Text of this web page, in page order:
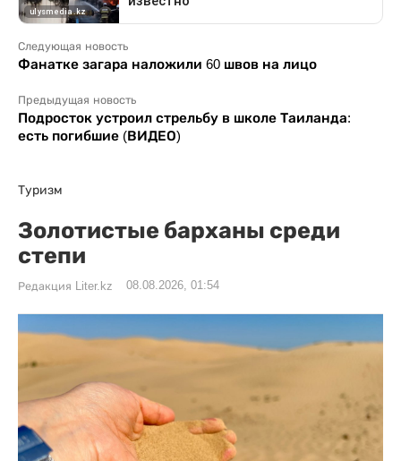
Следующая новость
Фанатке загара наложили 60 швов на лицо
Предыдущая новость
Подросток устроил стрельбу в школе Таиланда:
есть погибшие (ВИДЕО)
Туризм
Золотистые барханы среди
степи
Редакция Liter.kz 08.08.2026, 01:54